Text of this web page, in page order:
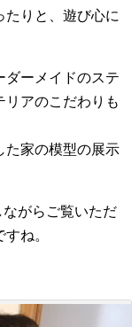
たりと、遊び心に
ダーメイドのステ
リアのこだわりも
た家の模型の展示
がらご覧いただ
ね。